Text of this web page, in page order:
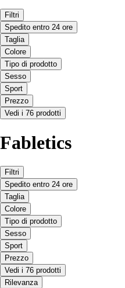
Filtri
Spedito entro 24 ore
Taglia
Colore
Tipo di prodotto
Sesso
Sport
Prezzo
Vedi i 76 prodotti
Fabletics
Filtri
Spedito entro 24 ore
Taglia
Colore
Tipo di prodotto
Sesso
Sport
Prezzo
Vedi i 76 prodotti
Rilevanza